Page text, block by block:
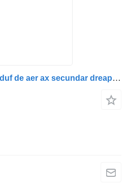
Vzduchový vankúš Burduf de aer ax secundar dreapta A 960 320 32 57 9603203257 A9603203257 na nákladného auta Mercedes-Benz Mercedes